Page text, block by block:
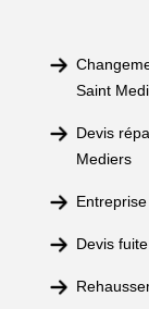
Saint
Devis
Mediers
Devis